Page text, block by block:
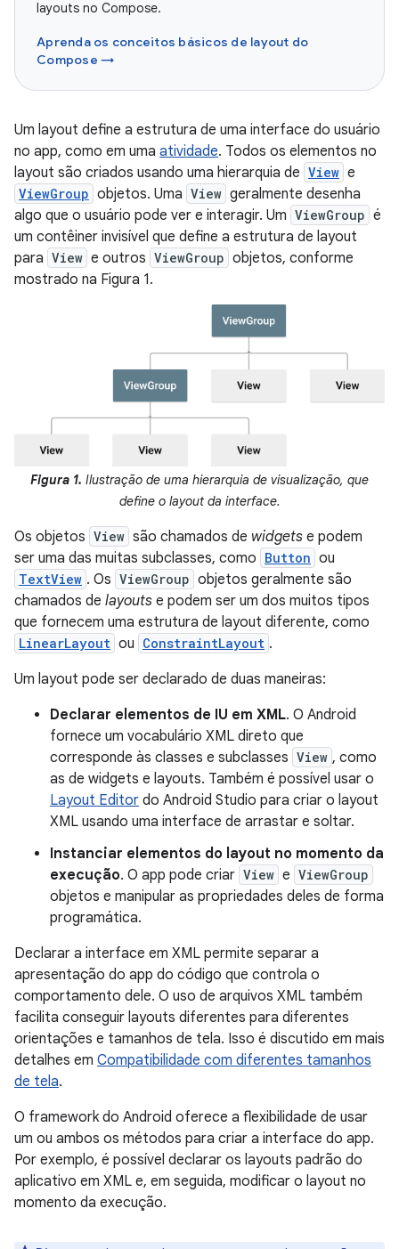
layouts no Compose.
Aprenda os conceitos básicos de layout do
Compose →
Um layout define a estrutura de uma interface do usuário
no app, como em uma atividade. Todos os elementos no
layout são criados usando uma hierarquia de View e
ViewGroup objetos. Uma View geralmente desenha
algo que o usuário pode ver e interagir. Um ViewGroup é
um contêiner invisível que define a estrutura de layout
para View e outros ViewGroup objetos, conforme
mostrado na Figura 1.
Figura 1. Ilustração de uma hierarquia de visualização, que
define o layout da interface.
Os objetos View são chamados de widgets e podem
ser uma das muitas subclasses, como Button ou
TextView . Os ViewGroup objetos geralmente são
chamados de layouts e podem ser um dos muitos tipos
que fornecem uma estrutura de layout diferente, como
LinearLayout ou ConstraintLayout .
Um layout pode ser declarado de duas maneiras:
Declarar elementos de IU em XML. O Android
fornece um vocabulário XML direto que
corresponde às classes e subclasses View , como
as de widgets e layouts. Também é possível usar o
Layout Editor do Android Studio para criar o layout
XML usando uma interface de arrastar e soltar.
Instanciar elementos do layout no momento da
execução. O app pode criar View e ViewGroup
objetos e manipular as propriedades deles de forma
programática.
Declarar a interface em XML permite separar a
apresentação do app do código que controla o
comportamento dele. O uso de arquivos XML também
facilita conseguir layouts diferentes para diferentes
orientações e tamanhos de tela. Isso é discutido em mais
detalhes em Compatibilidade com diferentes tamanhos
de tela.
O framework do Android oferece a flexibilidade de usar
um ou ambos os métodos para criar a interface do app.
Por exemplo, é possível declarar os layouts padrão do
aplicativo em XML e, em seguida, modificar o layout no
momento da execução.